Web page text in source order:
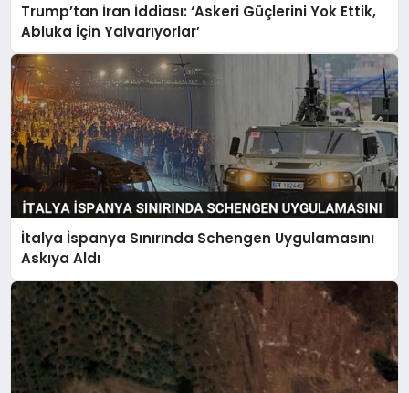
Trump’tan İran İddiası: ‘Askeri Güçlerini Yok Ettik,
Abluka İçin Yalvarıyorlar’
İtalya İspanya Sınırında Schengen Uygulamasını
Askıya Aldı